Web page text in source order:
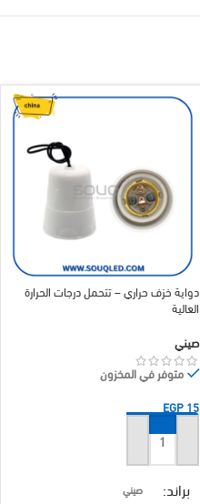
دواية خزف حراري – تتحمل درجات الحرارة
العالية
صيني
متوفر في المخزون
EGP15
إضافة إلى السلة
براند صيني